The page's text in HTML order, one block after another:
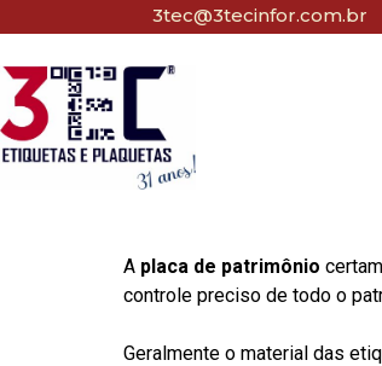
3tec@3tecinfor.com.br
A placa de patrimônio
controle preciso de todo o
Geralmente o material das